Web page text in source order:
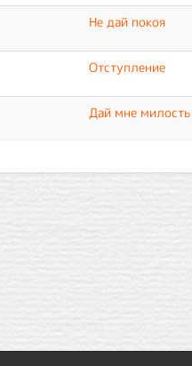
Не дай покоя
Отступление
Дай мне милость